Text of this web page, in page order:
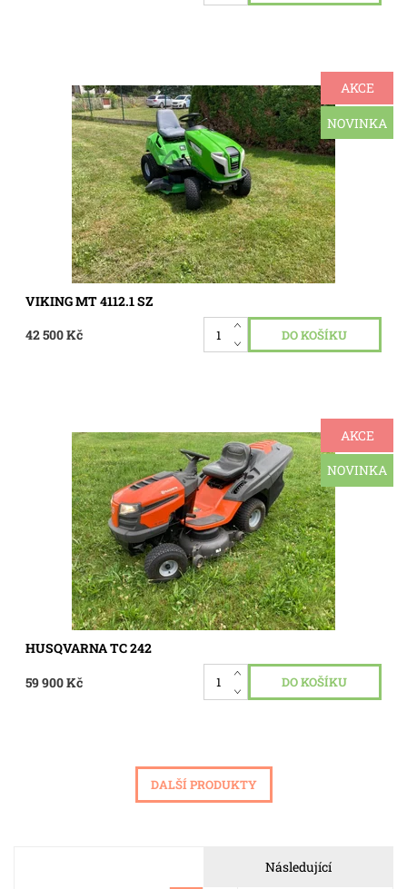
AKCE
NOVINKA
Robustní zahradní traktor Viking T 4 ,model MT 4112.1 SZ ,
motor tlakově mazaný dvouválec Briggs&Straton 18 Hp,
pojezd hydrostatická převodovka , sečení dva nože záběr
Dostupnost:
Skladem 1 ks
3331
VIKING MT 4112.1 SZ
42 500 Kč
AKCE
NOVINKA
Pěkný robustní zahradní traktor Husqvarna TC 242 , motor
tlakově mazaný Briggs&Straton 20 hp ,pojezd hydrostatická
převodovka ,sečení dva nože záběr 108 cm ,koš o objemu
Dostupnost:
Skladem 1 ks
3328
HUSQVARNA TC 242
59 900 Kč
DALŠÍ PRODUKTY
Následující